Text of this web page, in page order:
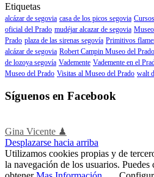
Etiquetas
alcázar de segovia casa de los picos segovia
oficial del Prado mudéjar alcazar de segovia
Prado plaza de las sirenas segovía Primitivos
alcázar de segovia Robert Campin Museo del Prado
de lozoya segovía Vademente Vademente en el
Museo del Prado Visitas al Museo del Prado walt
Síguenos en Facebook
Gina Vicente ♟
Desplazarse hacia arriba
Utilizamos cookies propias y de
la navegación de los usuarios.